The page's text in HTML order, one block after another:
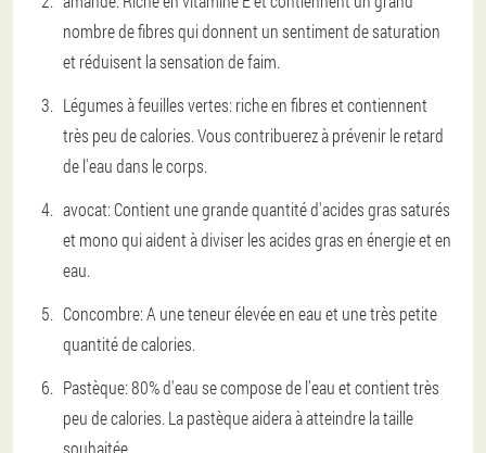
nombre de fibres qui donnent un sentiment de saturation
et réduisent la sensation de faim.
Légumes à feuilles vertes: riche en fibres et contiennent
très peu de calories. Vous contribuerez à prévenir le retard
de l'eau dans le corps.
avocat: Contient une grande quantité d'acides gras saturés
et mono qui aident à diviser les acides gras en énergie et en
eau.
Concombre: A une teneur élevée en eau et une très petite
quantité de calories.
Pastèque: 80% d'eau se compose de l'eau et contient très
peu de calories. La pastèque aidera à atteindre la taille
souhaitée.